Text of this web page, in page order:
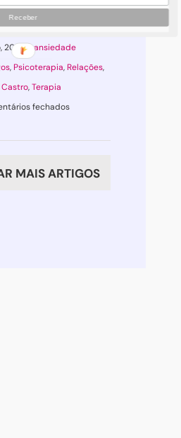
2022 | ansiedade
, Psicoterapia, Relações,
Castro,Terapia
fechadosem
MAIS ARTIGOS